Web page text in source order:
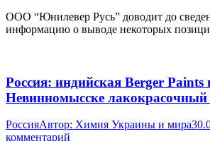
ООО “Юнилевер Русь” доводит до
информацию о выводе некоторых
Россия: индийская Berger Paints
Невинномысске лакокрасочный
РоссияАвтор: Химия Украины и мира
комментарий